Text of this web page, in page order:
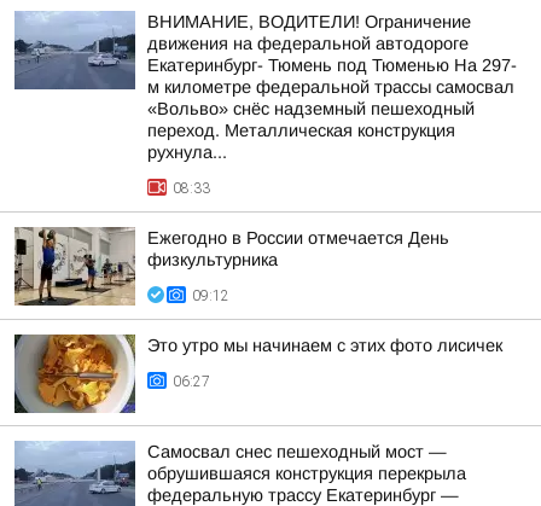
ВНИМАНИЕ, ВОДИТЕЛИ! Ограничение
движения на федеральной автодороге
Екатеринбург- Тюмень под Тюменью На 297-
м километре федеральной трассы самосвал
«Вольво» снёс надземный пешеходный
переход. Металлическая конструкция
рухнула...
08:33
Ежегодно в России отмечается День
физкультурника
09:12
Это утро мы начинаем с этих фото лисичек
06:27
Самосвал снес пешеходный мост —
обрушившаяся конструкция перекрыла
федеральную трассу Екатеринбург —